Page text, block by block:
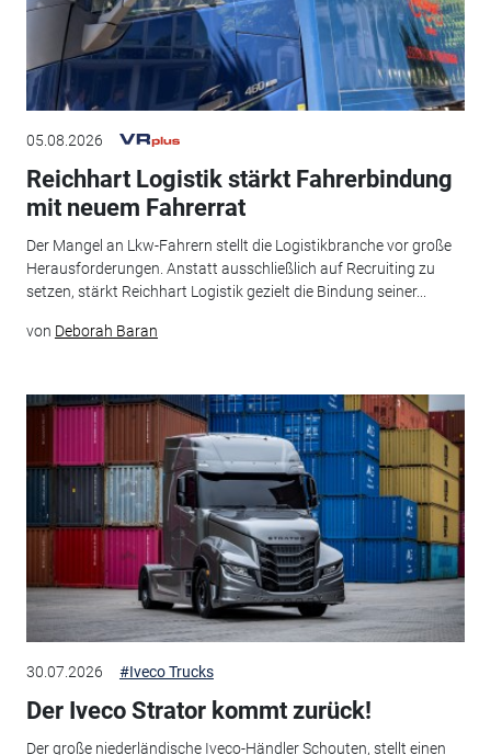
05.08.2026
Reichhart Logistik stärkt Fahrerbindung
mit neuem Fahrerrat
Der Mangel an Lkw-Fahrern stellt die Logistikbranche vor große
Herausforderungen. Anstatt ausschließlich auf Recruiting zu
setzen, stärkt Reichhart Logistik gezielt die Bindung seiner...
von Deborah Baran
30.07.2026 #Iveco Trucks
Der Iveco Strator kommt zurück!
Der große niederländische Iveco-Händler Schouten, stellt einen